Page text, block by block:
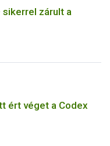
zárult a
ért véget a Codex